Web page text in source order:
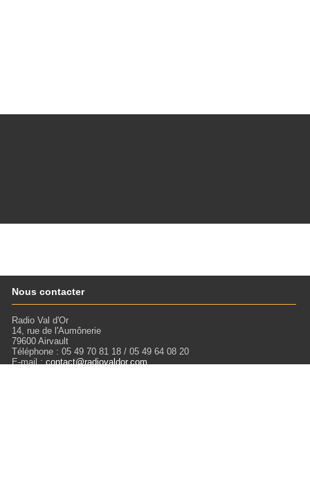
Nous contacter
Radio Val d'Or
14, rue de l'Aumônerie
79600 Airvault
Téléphone : 05 49 70 81 18 / 05 49 64 08 20
E-mail :contact@radiovaldor.com